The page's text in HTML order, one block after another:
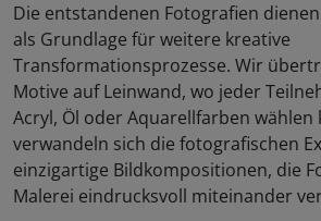
Die entstandenen Fotografien
als Grundlage für weitere kreative
Transformationsprozesse. Wir
Motive auf Leinwand, wo jeder
Acryl, Öl oder Aquarellfarben wählen
verwandeln sich die fotografischen
einzigartige Bildkompositionen, die
Malerei eindrucksvoll miteinander